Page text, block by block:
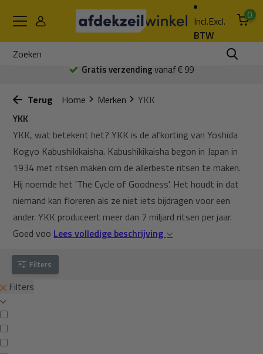
Incl.Excl.
BTW
0
Gratis verzendingvanaf € 99
Terug Home Merken
YKK
YKK
YKK, wat betekent het? YKK is de afkorting van Yoshida
Kogyo Kabushikikaisha. Kabushikikaisha begon in Japan in
1934 met ritsen maken om de allerbeste ritsen te maken.
Hij noemde het 'The Cycle of Goodness'. Het houdt in dat
niemand kan floreren als ze niet iets bijdragen voor een
ander. YKK produceert meer dan 7 miljard ritsen per jaar.
Goed voo Lees volledige beschrijving
Filters
Filters